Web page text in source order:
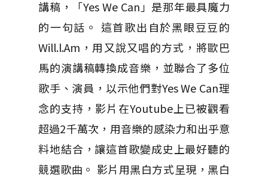
講稿，「Yes We Can」是那年最具魔力
的一句話。 這首歌出自於黑眼豆豆的
Will.l.Am，用又說又唱的方式，將歐巴
馬的演講稿轉換成音樂，並聯合了多位
歌手、演員，以示他們對Yes We Can理
念的支持，影片在Youtube上已被觀看
超過2千萬次，用音樂的感染力和出乎意
料地結合，讓這首歌變成史上最好聽的
競選歌曲。 影片用黑白方式呈現，黑白